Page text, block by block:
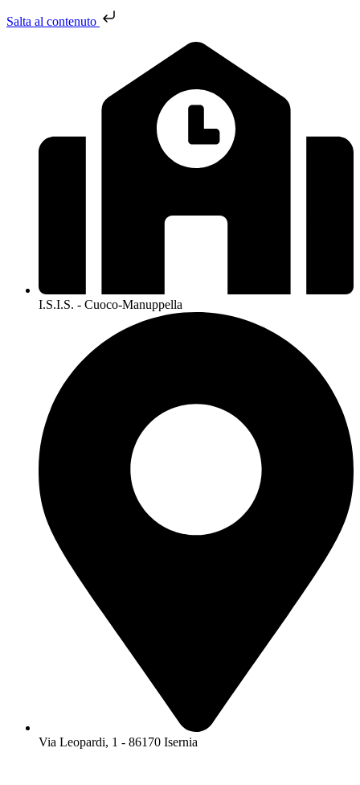
Salta al contenuto
I.S.I.S. - Cuoco-Manuppella
Via Leopardi, 1 - 86170 Isernia